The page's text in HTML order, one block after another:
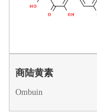
商陆黄素
Ombuin